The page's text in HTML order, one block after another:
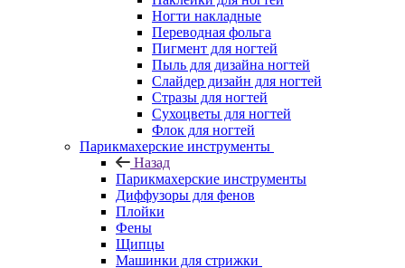
Ногти накладные
Переводная фольга
Пигмент для ногтей
Пыль для дизайна ногтей
Слайдер дизайн для ногтей
Стразы для ногтей
Сухоцветы для ногтей
Флок для ногтей
Парикмахерские инструменты
Назад
Парикмахерские инструменты
Диффузоры для фенов
Плойки
Фены
Щипцы
Машинки для стрижки